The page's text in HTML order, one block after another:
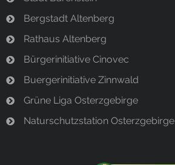
Bergstadt Altenberg
Rathaus Altenberg
Bürgerinitiative Cinovec
Buergerinitiative Zinnwald
Grüne Liga Osterzgebirge
Naturschutzstation Osterzgebirge